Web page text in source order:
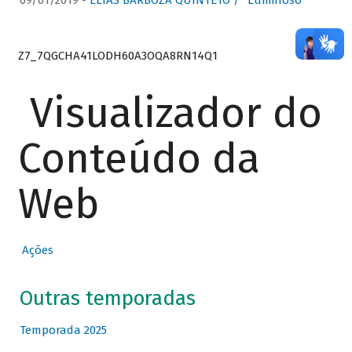
Z7_7QGCHA41LODH60A3OQA8RN14Q1
Visualizador do
Conteúdo da
Web
Ações
Outras temporadas
Temporada 2025